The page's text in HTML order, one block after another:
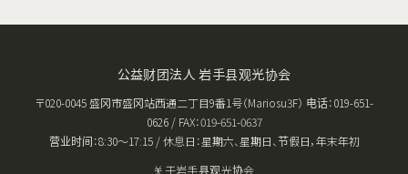
公益财团法人 岩手县观光协会
〒020-0045 盛冈市盛冈站西通二丁目9番1号（Mariosu3F） 电话：019-651-
0626 / FAX：019-651-0637
营业时间：8:30〜17:15 / 休息日：星期六、星期日、节假日，年末年初
关于岩手县观光协会